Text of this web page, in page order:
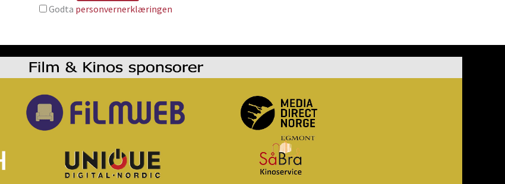
Godta personvernerklæringen